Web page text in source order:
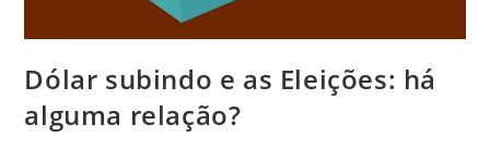
Dólar subindo e as Eleições: há
alguma relação?